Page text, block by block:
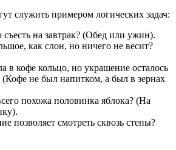
служить примером логических задач:
на завтрак? (Обед или ужин).
как слон, но ничего не весит?
в кофе кольцо, но украшение осталось
не был напитком, а был в зернах
похожа половинка яблока? (На
позволяет смотреть сквозь стены?